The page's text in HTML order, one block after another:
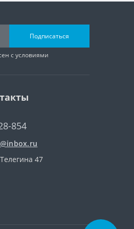
Подписаться
с условиями
854
47